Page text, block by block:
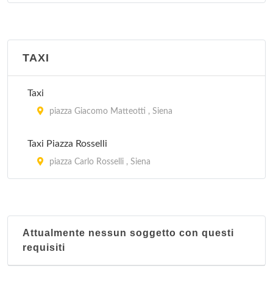
TAXI
Taxi
piazza Giacomo Matteotti , Siena
Taxi Piazza Rosselli
piazza Carlo Rosselli , Siena
Attualmente nessun soggetto con questi
requisiti